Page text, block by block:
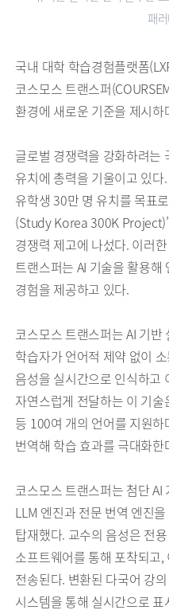
패
국내 대학 학습경험플랫폼
코스모스 트랜스퍼
환경에 새로운 기준을 제시하
글로벌 경쟁력을 강화하려는
유치에 총력을 기울이고 있
유학생 30만 명 유치를 목표
(Study Korea 300K
경쟁력 제고에 나섰다. 이러
트랜스퍼는 AI 기술을 활용해
경험을 제공하고 있다.
코스모스 트랜스퍼는 AI 기반
학습자가 언어적 제약 없이
음성을 실시간으로 인식하고
자연스럽게 전달하는 이 기술
등 100여 개의 언어를 지원하
번역해 학습 효과를 극대화한
코스모스 트랜스퍼는 첨단 AI
LLM 엔진과 전문 번역 엔진
탑재했다. 교수의 음성은 전
소프트웨어를 통해 포착되고,
전송된다. 변환된 다국어 강
시스템을 통해 실시간으로 표